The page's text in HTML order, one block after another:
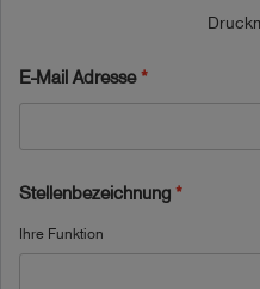
E-Mail Adresse
Stellenbezeichnung
Ihre Funktion